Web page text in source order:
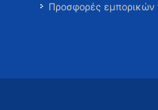
Προσφορές